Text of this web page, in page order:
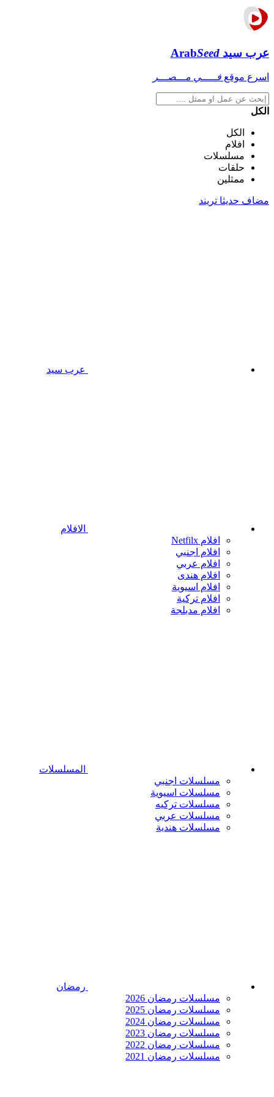
عرب سيد ArabSeed
اسرع موقع فـــــي مـــصـــر
الكل
الكل
افلام
مسلسلات
حلقات
ممثلين
مضاف حديثا تريند
عرب سيد
الافلام
افلام Netfilx
افلام اجنبي
افلام عربي
افلام هندى
افلام اسيوية
افلام تركية
افلام مدبلجة
المسلسلات
مسلسلات اجنبي
مسلسلات اسيوية
مسلسلات تركيه
مسلسلات عربي
مسلسلات هندية
رمضان
مسلسلات رمضان 2026
مسلسلات رمضان 2025
مسلسلات رمضان 2024
مسلسلات رمضان 2023
مسلسلات رمضان 2022
مسلسلات رمضان 2021